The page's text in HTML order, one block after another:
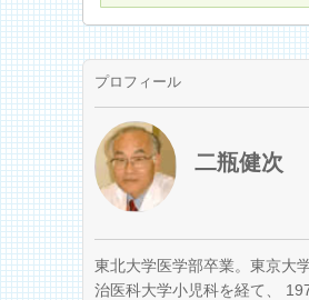
プロフィール
二瓶健次
東北大学医学部卒業。東京大
治医科大学小児科を経て、